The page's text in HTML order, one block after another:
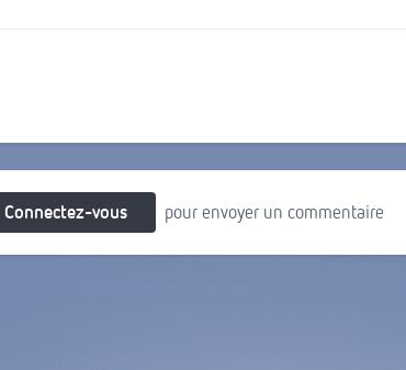
Connectez-vous pour envoyer un commentaire